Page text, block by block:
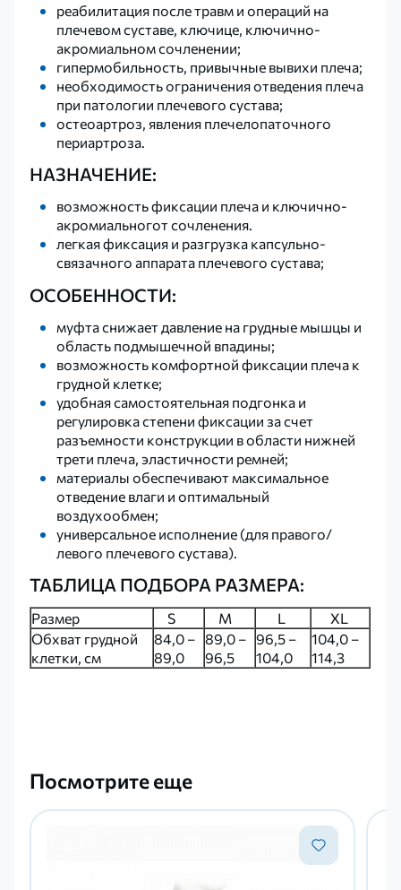
реабилитация после травм и операций на
плечевом суставе, ключице, ключично-
акромиальном сочленении;
гипермобильность, привычные вывихи плеча;
необходимость ограничения отведения плеча
при патологии плечевого сустава;
остеоартроз, явления плечелопаточного
периартроза.
НАЗНАЧЕНИЕ:
возможность фиксации плеча и ключично-
акромиальногот сочленения.
легкая фиксация и разгрузка капсульно-
связачного аппарата плечевого сустава;
ОСОБЕННОСТИ:
муфта снижает давление на грудные мышцы и
область подмышечной впадины;
возможность комфортной фиксации плеча к
грудной клетке;
удобная самостоятельная подгонка и
регулировка степени фиксации за счет
разъемности конструкции в области нижней
трети плеча, эластичности ремней;
материалы обеспечивают максимальное
отведение влаги и оптимальный
воздухообмен;
универсальное исполнение (для правого/
левого плечевого сустава).
ТАБЛИЦА ПОДБОРА РАЗМЕРА:
Размер S M L
XL
Обхват грудной
клетки, см
84,0 –
89,0
89,0 –
96,5
96,5 –
104,0
104,0 –
114,3
Посмотрите еще